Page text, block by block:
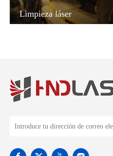
Limpieza láser